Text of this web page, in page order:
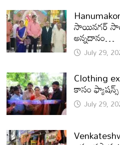
సాయినగర్‌
అన్నదానం…
July 29,
Clothing
కాసం
July 29,